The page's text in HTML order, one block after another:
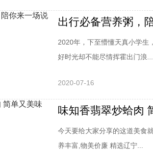
出行必备营养粥，
2020年，下至懵懂天真小学生
好时光却不能尽情挥霍出门浪...
2020-07-16
味知香翡翠炒蛤肉
今天要给大家分享的这道美食
养丰富,物美价廉 精选辽宁...